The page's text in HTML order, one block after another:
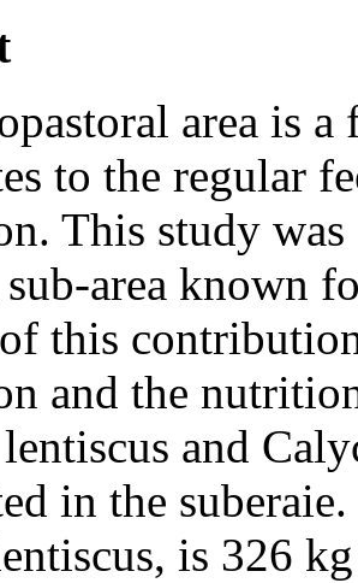
area is a
to the regular
This study
area known
this
and the
and
in the
is 326